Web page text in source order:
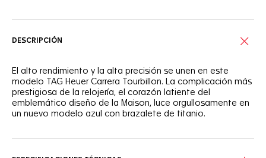
DESCRIPCIÓN
El alto rendimiento y la alta precisión se unen en este
modelo TAG Heuer Carrera Tourbillon. La complicación más
prestigiosa de la relojería, el corazón latiente del
emblemático diseño de la Maison, luce orgullosamente en
un nuevo modelo azul con brazalete de titanio.